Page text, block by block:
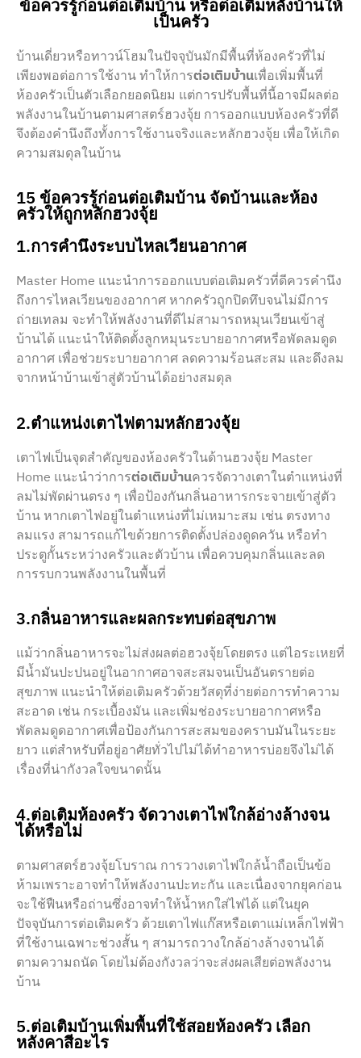
ข้อควรรู้ก่อนต่อเติมบ้าน หรือต่อเติมหลังบ้านให้
เป็นครัว
บ้านเดี่ยวหรือทาวน์โฮมในปัจจุบันมักมีพื้นที่ห้องครัวที่ไม่
เพียงพอต่อการใช้งาน ทำให้การต่อเติมบ้านเพื่อเพิ่มพื้นที่
ห้องครัวเป็นตัวเลือกยอดนิยม แต่การปรับพื้นที่นี้อาจมีผลต่อ
พลังงานในบ้านตามศาสตร์ฮวงจุ้ย การออกแบบห้องครัวที่ดี
จึงต้องคำนึงถึงทั้งการใช้งานจริงและหลักฮวงจุ้ย เพื่อให้เกิด
ความสมดุลในบ้าน
15 ข้อควรรู้ก่อนต่อเติมบ้าน จัดบ้านและห้อง
ครัวให้ถูกหลักฮวงจุ้ย
1.การคำนึงระบบไหลเวียนอากาศ
Master Home แนะนำการออกแบบต่อเติมครัวที่ดีควรคำนึง
ถึงการไหลเวียนของอากาศ หากครัวถูกปิดทึบจนไม่มีการ
ถ่ายเทลม จะทำให้พลังงานที่ดีไม่สามารถหมุนเวียนเข้าสู่
บ้านได้ แนะนำให้ติดตั้งลูกหมุนระบายอากาศหรือพัดลมดูด
อากาศ เพื่อช่วยระบายอากาศ ลดความร้อนสะสม และดึงลม
จากหน้าบ้านเข้าสู่ตัวบ้านได้อย่างสมดุล
2.ตำแหน่งเตาไฟตามหลักฮวงจุ้ย
เตาไฟเป็นจุดสำคัญของห้องครัวในด้านฮวงจุ้ย Master
Home แนะนำว่าการต่อเติมบ้านควรจัดวางเตาในตำแหน่งที่
ลมไม่พัดผ่านตรง ๆ เพื่อป้องกันกลิ่นอาหารกระจายเข้าสู่ตัว
บ้าน หากเตาไฟอยู่ในตำแหน่งที่ไม่เหมาะสม เช่น ตรงทาง
ลมแรง สามารถแก้ไขด้วยการติดตั้งปล่องดูดควัน หรือทำ
ประตูกั้นระหว่างครัวและตัวบ้าน เพื่อควบคุมกลิ่นและลด
การรบกวนพลังงานในพื้นที่
3.กลิ่นอาหารและผลกระทบต่อสุขภาพ
แม้ว่ากลิ่นอาหารจะไม่ส่งผลต่อฮวงจุ้ยโดยตรง แต่ไอระเหยที่
มีน้ำมันปะปนอยู่ในอากาศอาจสะสมจนเป็นอันตรายต่อ
สุขภาพ แนะนำให้ต่อเติมครัวด้วยวัสดุที่ง่ายต่อการทำความ
สะอาด เช่น กระเบื้องมัน และเพิ่มช่องระบายอากาศหรือ
พัดลมดูดอากาศเพื่อป้องกันการสะสมของคราบมันในระยะ
ยาว แต่สำหรับที่อยู่อาศัยทั่วไปไม่ได้ทำอาหารบ่อยจึงไม่ได้
เรื่องที่น่ากังวลใจขนาดนั้น
4.ต่อเติมห้องครัว จัดวางเตาไฟใกล้อ่างล้างจน
ได้หรือไม่
ตามศาสตร์ฮวงจุ้ยโบราณ การวางเตาไฟใกล้น้ำถือเป็นข้อ
ห้ามเพราะอาจทำให้พลังงานปะทะกัน และเนื่องจากยุคก่อน
จะใช้ฟืนหรือถ่านซึ่งอาจทำให้น้ำหกใส่ไฟได้ แต่ในยุค
ปัจจุบันการต่อเติมครัว ด้วยเตาไฟแก๊สหรือเตาแม่เหล็กไฟฟ้า
ที่ใช้งานเฉพาะช่วงสั้น ๆ สามารถวางใกล้อ่างล้างจานได้
ตามความถนัด โดยไม่ต้องกังวลว่าจะส่งผลเสียต่อพลังงาน
บ้าน
5.ต่อเติมบ้านเพิ่มพื้นที่ใช้สอยห้องครัว เลือก
หลังคาสีอะไร